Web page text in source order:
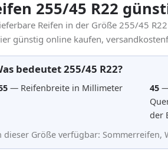
255/45 R22
Reifen in der Größe 255/45
günstig online kaufen,
bedeutet 255/45 R22?
— Reifenbreite in Millimeter 45—
der
dieser Größe verfügbar: Sommerreifen,